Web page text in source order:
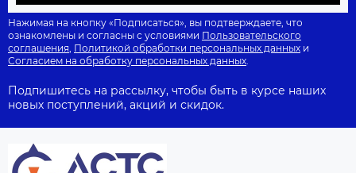
Нажимая на кнопку «Подписаться», вы подтверждаете, что
ознакомлены и согласны с условиями Пользовательского
соглашения Политикой обработки персональных данных и
Согласием на обработку персональных данных
Подпишитесь на рассылку, чтобы быть в курсе наших
новых поступлений, акций и скидок.